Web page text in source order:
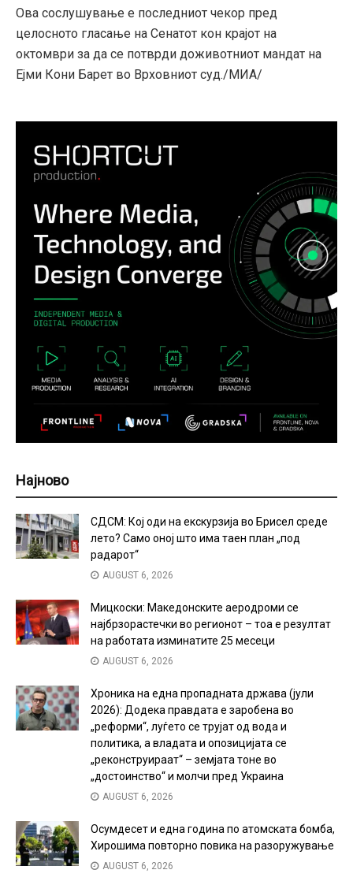
Ова сослушување е последниот чекор пред
целосното гласање на Сенатот кон крајот на
октомври за да се потврди доживотниот мандат на
Ејми Кони Барет во Врховниот суд./МИА/
Најново
СДСМ: Кој оди на екскурзија во Брисел среде
лето? Само оној што има таен план „под
радарот“
AUGUST 6, 2026
Мицкоски: Македонските аеродроми се
најбрзорастечки во регионот – тоа е резултат
на работата изминатите 25 месеци
AUGUST 6, 2026
Хроника на една пропадната држава (јули
2026): Додека правдата е заробена во
„реформи“, луѓето се трујат од вода и
политика, а владата и опозицијата се
„реконструираат“ – земјата тоне во
„достоинство“ и молчи пред Украина
AUGUST 6, 2026
Осумдесет и една година по атомската бомба,
Хирошима повторно повика на разоружување
AUGUST 6, 2026